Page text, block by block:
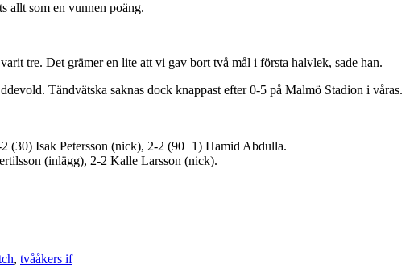
allt som en vunnen poäng.
tre. Det grämer en lite att vi gav bort två mål i första halvlek, sade han.
Tändvätska saknas dock knappast efter 0-5 på Malmö Stadion i våras.
(30) Isak Petersson (nick), 2-2 (90+1) Hamid Abdulla.
(inlägg), 2-2 Kalle Larsson (nick).
, tvååkers if